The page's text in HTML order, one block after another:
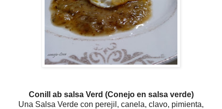
Conill ab salsa Verd (Conejo en salsa verde)
Una Salsa Verde con perejil, canela, clavo, pimienta,